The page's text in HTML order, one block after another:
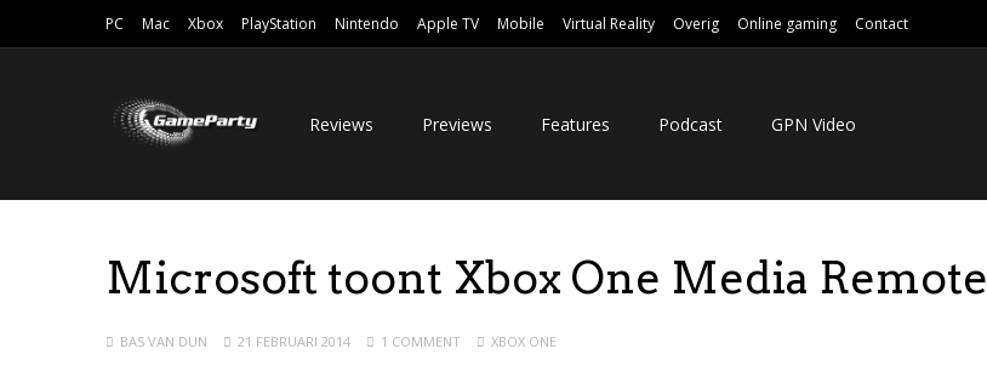
PC Mac Xbox PlayStation Nintendo Apple TV Mobile Virtual Reality Overig Online gaming Contact
Reviews Previews Features Podcast GPN Video
Microsoft toont Xbox One Media Remote
BAS VAN DUN 21 FEBRUARI 2014 1 COMMENT XBOX ONE